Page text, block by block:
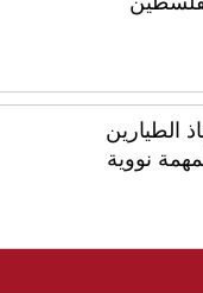
الطيارين
نووية